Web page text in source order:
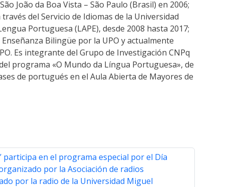
João da Boa Vista – São Paulo (Brasil) en 2006;
del Servicio de Idiomas de la Universidad
Portuguesa (LAPE), desde 2008 hasta 2017;
Bilingüe por la UPO y actualmente
Es integrante del Grupo de Investigación CNPq
programa «O Mundo da Língua Portuguesa», de
de portugués en el Aula Abierta de Mayores de
participa en el programa especial por el Día
por la Asociación de radios
por la radio de la Universidad Miguel